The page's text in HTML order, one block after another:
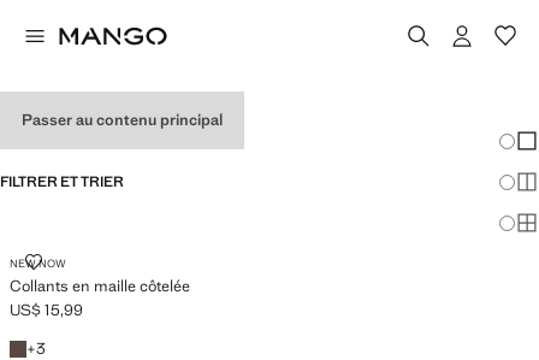
Passer au contenu principal
FILTRER ET TRIER
NEW NOW
Collants en maille côtelée
COLLANTS EN MAILLE CÔTELÉE
Prix actuel [US$ 15,99 ]
US$ 15,99
Marron
+3
+3 couleurs